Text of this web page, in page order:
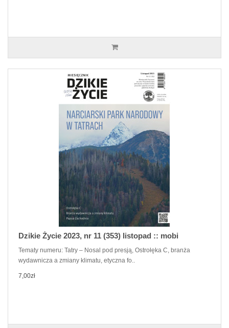
Dzikie Życie 2023, nr 11 (353) listopad :: mobi
Tematy numeru: Tatry – Nosal pod presją, Ostrołęka C, branża
wydawnicza a zmiany klimatu, etyczna fo..
7,00zł